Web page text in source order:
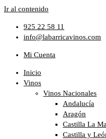
Ir al contenido
925 22 58 11
info@labarricavinos.com
Mi Cuenta
Inicio
Vinos
Vinos Nacionales
Andalucía
Aragón
Castilla La
Castilla y